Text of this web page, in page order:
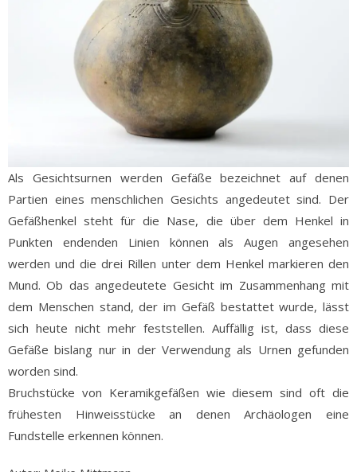
Als Gesichtsurnen werden Gefäße bezeichnet auf denen
Partien eines menschlichen Gesichts angedeutet sind. Der
Gefäßhenkel steht für die Nase, die über dem Henkel in
Punkten endenden Linien können als Augen angesehen
werden und die drei Rillen unter dem Henkel markieren den
Mund. Ob das angedeutete Gesicht im Zusammenhang mit
dem Menschen stand, der im Gefäß bestattet wurde, lässt
sich heute nicht mehr feststellen. Auffällig ist, dass diese
Gefäße bislang nur in der Verwendung als Urnen gefunden
worden sind.
Bruchstücke von Keramikgefäßen wie diesem sind oft die
frühesten Hinweisstücke an denen Archäologen eine
Fundstelle erkennen können.